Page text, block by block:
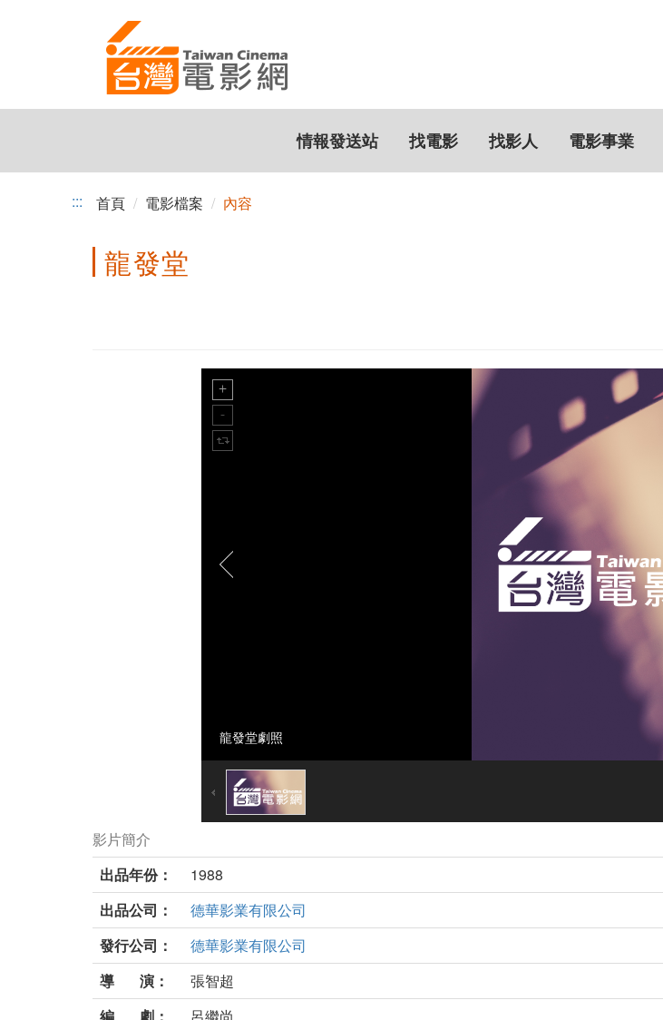
情報發送站 找電影 找影人 電影事業
::: 首頁 電影檔案 內容
龍發堂
龍發堂劇照
影片簡介
出品年份：
1988
出品公司：
德華影業有限公司
發行公司：
德華影業有限公司
導 演：
張智超
編 劇：
呂繼尚